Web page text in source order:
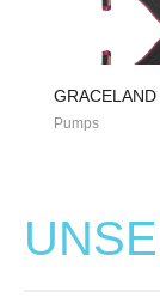
GRACELAND
Pumps